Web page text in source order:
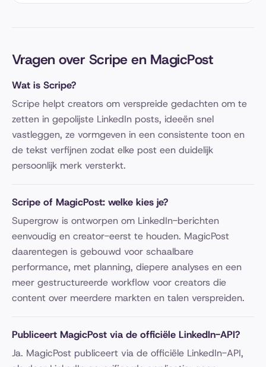
Vragen over Scripe en MagicPost
Wat is Scripe?
Scripe helpt creators om verspreide gedachten om te
zetten in gepolijste LinkedIn posts, ideeën snel
vastleggen, ze vormgeven in een consistente toon en
de tekst verfijnen zodat elke post een duidelijk
persoonlijk merk versterkt.
Scripe of MagicPost: welke kies je?
Supergrow is ontworpen om LinkedIn-berichten
eenvoudig en creator-eerst te houden. MagicPost
daarentegen is gebouwd voor schaalbare
performance, met planning, diepere analyses en een
meer gestructureerde workflow voor creators die
content over meerdere markten en talen verspreiden.
Publiceert MagicPost via de officiële LinkedIn-API?
Ja. MagicPost publiceert via de officiële LinkedIn-API,